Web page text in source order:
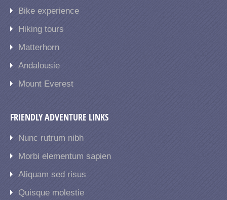
Bike experience
Hiking tours
Matterhorn
Andalousie
Mount Everest
FRIENDLY ADVENTURE LINKS
Nunc rutrum nibh
Morbi elementum sapien
Aliquam sed risus
Quisque molestie